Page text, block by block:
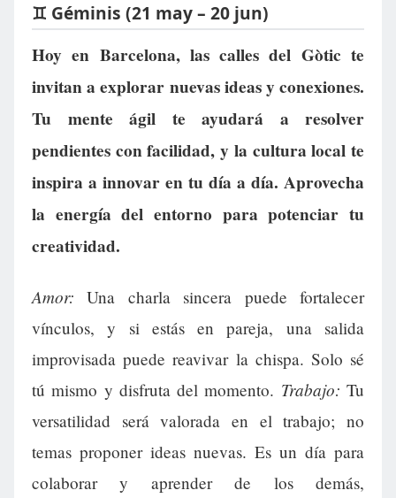
♊ Géminis (21 may – 20 jun)
Hoy en Barcelona, las calles del Gòtic te
invitan a explorar nuevas ideas y conexiones.
Tu mente ágil te ayudará a resolver
pendientes con facilidad, y la cultura local te
inspira a innovar en tu día a día. Aprovecha
la energía del entorno para potenciar tu
creatividad.
Amor: Una charla sincera puede fortalecer
vínculos, y si estás en pareja, una salida
improvisada puede reavivar la chispa. Solo sé
tú mismo y disfruta del momento. Trabajo: Tu
versatilidad será valorada en el trabajo; no
temas proponer ideas nuevas. Es un día para
colaborar y aprender de los demás,